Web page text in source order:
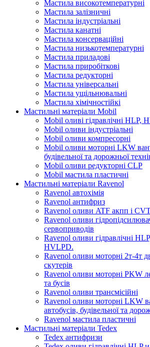
Мастила високотемпературні
Мастила залізничні
Мастила індустріальні
Мастила канатні
Мастила консерваційні
Мастила низькотемпературні
Мастила приладові
Мастила приробіткові
Мастила редукторні
Мастила універсальні
Мастила ущільнювальні
Мастила хімічностійкі
Мастильні матеріали Mobil
Mobil оливі гідравлічні HLP,
Mobil оливи індустріальні
Mobil оливи компресорні
Mobil оливи моторні LKW
будівельної та дорожньої
Mobil оливи редукторні CLP
Mobil мастила пластичні
Мастильні матеріали Ravenol
Ravenol автохімія
Ravenol антифриз
Ravenol оливи ATF акпп і
Ravenol оливи
сервоприводів
Ravenol оливи гідравлічні
HVLPD.
Ravenol оливи моторні 2т-4т
скутерів
Ravenol оливи моторні PKW
та бусів
Ravenol оливи трансмісійні
Ravenol оливи моторні LKW
автобусів, будівельної та
Ravenol мастила пластичні
Мастильні матеріали Tedex
Tedex антифризи